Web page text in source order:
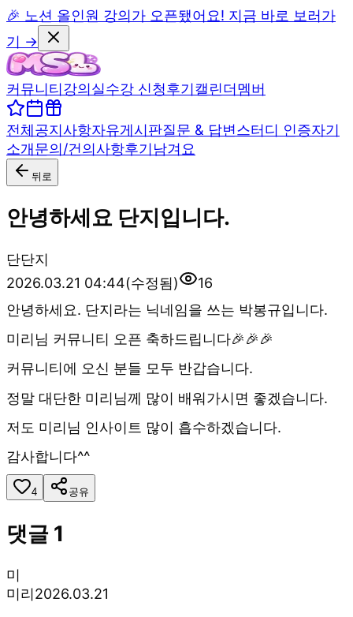
🎉 노션 올인원 강의가 오픈됐어요! 지금 바로 보러가
기 →
커뮤니티강의실수강 신청후기캘린더멤버
전체공지사항자유게시판질문 & 답변스터디 인증자기
소개문의/건의사항후기남겨요
뒤로
안녕하세요 단지입니다.
단단지
2026.03.21 04:44(수정됨)
16
안녕하세요. 단지라는 닉네임을 쓰는 박봉규입니다.
미리님 커뮤니티 오픈 축하드립니다🎉🎉🎉
커뮤니티에 오신 분들 모두 반갑습니다.
정말 대단한 미리님께 많이 배워가시면 좋겠습니다.
저도 미리님 인사이트 많이 흡수하겠습니다.
감사합니다^^
4 공유
댓글 1
미
미리2026.03.21